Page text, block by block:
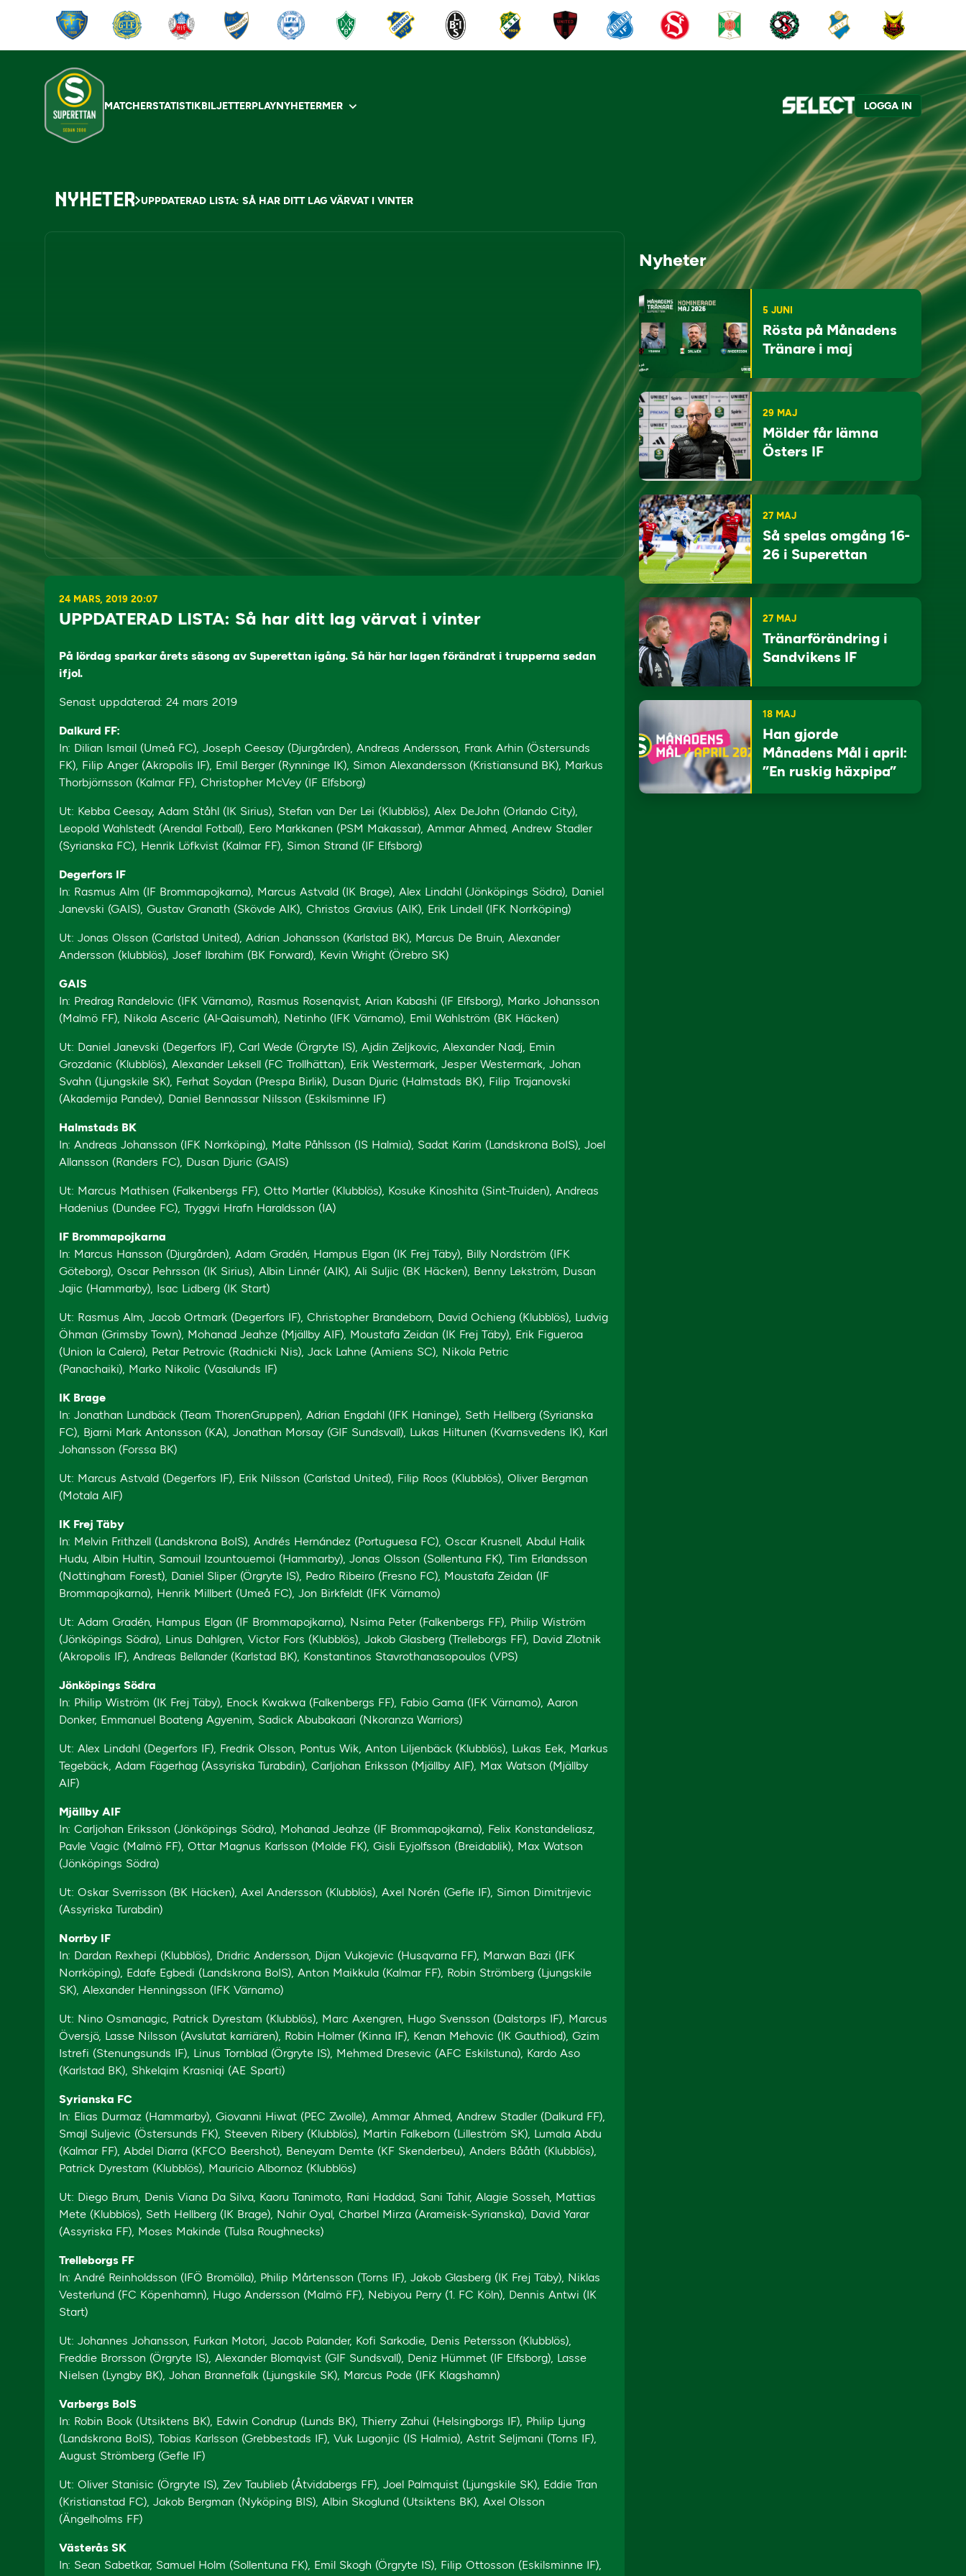
MATCHERSTATISTIKBILJETTERPLAYNYHETERMER LOGGA IN
NYHETER UPPDATERAD LISTA: SÅ HAR DITT LAG VÄRVAT I VINTER
24 MARS, 2019 20:07
UPPDATERAD LISTA: Så har ditt lag värvat i vinter
På lördag sparkar årets säsong av Superettan igång. Så här har lagen förändrat i trupperna sedan
ifjol.
Senast uppdaterad: 24 mars 2019
Dalkurd FF:
In: Dilian Ismail (Umeå FC), Joseph Ceesay (Djurgården), Andreas Andersson, Frank Arhin (Östersunds
FK), Filip Anger (Akropolis IF), Emil Berger (Rynninge IK), Simon Alexandersson (Kristiansund BK), Markus
Thorbjörnsson (Kalmar FF), Christopher McVey (IF Elfsborg)
Ut: Kebba Ceesay, Adam Ståhl (IK Sirius), Stefan van Der Lei (Klubblös), Alex DeJohn (Orlando City),
Leopold Wahlstedt (Arendal Fotball), Eero Markkanen (PSM Makassar), Ammar Ahmed, Andrew Stadler
(Syrianska FC), Henrik Löfkvist (Kalmar FF), Simon Strand (IF Elfsborg)
Degerfors IF
In: Rasmus Alm (IF Brommapojkarna), Marcus Astvald (IK Brage), Alex Lindahl (Jönköpings Södra), Daniel
Janevski (GAIS), Gustav Granath (Skövde AIK), Christos Gravius (AIK), Erik Lindell (IFK Norrköping)
Ut: Jonas Olsson (Carlstad United), Adrian Johansson (Karlstad BK), Marcus De Bruin, Alexander
Andersson (klubblös), Josef Ibrahim (BK Forward), Kevin Wright (Örebro SK)
GAIS
In: Predrag Randelovic (IFK Värnamo), Rasmus Rosenqvist, Arian Kabashi (IF Elfsborg), Marko Johansson
(Malmö FF), Nikola Asceric (Al-Qaisumah), Netinho (IFK Värnamo), Emil Wahlström (BK Häcken)
Ut: Daniel Janevski (Degerfors IF), Carl Wede (Örgryte IS), Ajdin Zeljkovic, Alexander Nadj, Emin
Grozdanic (Klubblös), Alexander Leksell (FC Trollhättan), Erik Westermark, Jesper Westermark, Johan
Svahn (Ljungskile SK), Ferhat Soydan (Prespa Birlik), Dusan Djuric (Halmstads BK), Filip Trajanovski
(Akademija Pandev), Daniel Bennassar Nilsson (Eskilsminne IF)
Halmstads BK
In: Andreas Johansson (IFK Norrköping), Malte Påhlsson (IS Halmia), Sadat Karim (Landskrona BoIS), Joel
Allansson (Randers FC), Dusan Djuric (GAIS)
Ut: Marcus Mathisen (Falkenbergs FF), Otto Martler (Klubblös), Kosuke Kinoshita (Sint-Truiden), Andreas
Hadenius (Dundee FC), Tryggvi Hrafn Haraldsson (IA)
IF Brommapojkarna
In: Marcus Hansson (Djurgården), Adam Gradén, Hampus Elgan (IK Frej Täby), Billy Nordström (IFK
Göteborg), Oscar Pehrsson (IK Sirius), Albin Linnér (AIK), Ali Suljic (BK Häcken), Benny Lekström, Dusan
Jajic (Hammarby), Isac Lidberg (IK Start)
Ut: Rasmus Alm, Jacob Ortmark (Degerfors IF), Christopher Brandeborn, David Ochieng (Klubblös), Ludvig
Öhman (Grimsby Town), Mohanad Jeahze (Mjällby AIF), Moustafa Zeidan (IK Frej Täby), Erik Figueroa
(Union la Calera), Petar Petrovic (Radnicki Nis), Jack Lahne (Amiens SC), Nikola Petric
(Panachaiki), Marko Nikolic (Vasalunds IF)
IK Brage
In: Jonathan Lundbäck (Team ThorenGruppen), Adrian Engdahl (IFK Haninge), Seth Hellberg (Syrianska
FC), Bjarni Mark Antonsson (KA), Jonathan Morsay (GIF Sundsvall), Lukas Hiltunen (Kvarnsvedens IK), Karl
Johansson (Forssa BK)
Ut: Marcus Astvald (Degerfors IF), Erik Nilsson (Carlstad United), Filip Roos (Klubblös), Oliver Bergman
(Motala AIF)
IK Frej Täby
In: Melvin Frithzell (Landskrona BoIS), Andrés Hernández (Portuguesa FC), Oscar Krusnell, Abdul Halik
Hudu, Albin Hultin, Samouil Izountouemoi (Hammarby), Jonas Olsson (Sollentuna FK), Tim Erlandsson
(Nottingham Forest), Daniel Sliper (Örgryte IS), Pedro Ribeiro (Fresno FC), Moustafa Zeidan (IF
Brommapojkarna), Henrik Millbert (Umeå FC), Jon Birkfeldt (IFK Värnamo)
Ut: Adam Gradén, Hampus Elgan (IF Brommapojkarna), Nsima Peter (Falkenbergs FF), Philip Wiström
(Jönköpings Södra), Linus Dahlgren, Victor Fors (Klubblös), Jakob Glasberg (Trelleborgs FF), David Zlotnik
(Akropolis IF), Andreas Bellander (Karlstad BK), Konstantinos Stavrothanasopoulos (VPS)
Jönköpings Södra
In: Philip Wiström (IK Frej Täby), Enock Kwakwa (Falkenbergs FF), Fabio Gama (IFK Värnamo), Aaron
Donker, Emmanuel Boateng Agyenim, Sadick Abubakaari (Nkoranza Warriors)
Ut: Alex Lindahl (Degerfors IF), Fredrik Olsson, Pontus Wik, Anton Liljenbäck (Klubblös), Lukas Eek, Markus
Tegebäck, Adam Fägerhag (Assyriska Turabdin), Carljohan Eriksson (Mjällby AIF), Max Watson (Mjällby
AIF)
Mjällby AIF
In: Carljohan Eriksson (Jönköpings Södra), Mohanad Jeahze (IF Brommapojkarna), Felix Konstandeliasz,
Pavle Vagic (Malmö FF), Ottar Magnus Karlsson (Molde FK), Gisli Eyjolfsson (Breidablik), Max Watson
(Jönköpings Södra)
Ut: Oskar Sverrisson (BK Häcken), Axel Andersson (Klubblös), Axel Norén (Gefle IF), Simon Dimitrijevic
(Assyriska Turabdin)
Norrby IF
In: Dardan Rexhepi (Klubblös), Dridric Andersson, Dijan Vukojevic (Husqvarna FF), Marwan Bazi (IFK
Norrköping), Edafe Egbedi (Landskrona BoIS), Anton Maikkula (Kalmar FF), Robin Strömberg (Ljungskile
SK), Alexander Henningsson (IFK Värnamo)
Ut: Nino Osmanagic, Patrick Dyrestam (Klubblös), Marc Axengren, Hugo Svensson (Dalstorps IF), Marcus
Översjö, Lasse Nilsson (Avslutat karriären), Robin Holmer (Kinna IF), Kenan Mehovic (IK Gauthiod), Gzim
Istrefi (Stenungsunds IF), Linus Tornblad (Örgryte IS), Mehmed Dresevic (AFC Eskilstuna), Kardo Aso
(Karlstad BK), Shkelqim Krasniqi (AE Sparti)
Syrianska FC
In: Elias Durmaz (Hammarby), Giovanni Hiwat (PEC Zwolle), Ammar Ahmed, Andrew Stadler (Dalkurd FF),
Smajl Suljevic (Östersunds FK), Steeven Ribery (Klubblös), Martin Falkeborn (Lilleström SK), Lumala Abdu
(Kalmar FF), Abdel Diarra (KFCO Beershot), Beneyam Demte (KF Skenderbeu), Anders Bååth (Klubblös),
Patrick Dyrestam (Klubblös), Mauricio Albornoz (Klubblös)
Ut: Diego Brum, Denis Viana Da Silva, Kaoru Tanimoto, Rani Haddad, Sani Tahir, Alagie Sosseh, Mattias
Mete (Klubblös), Seth Hellberg (IK Brage), Nahir Oyal, Charbel Mirza (Arameisk-Syrianska), David Yarar
(Assyriska FF), Moses Makinde (Tulsa Roughnecks)
Trelleborgs FF
In: André Reinholdsson (IFÖ Bromölla), Philip Mårtensson (Torns IF), Jakob Glasberg (IK Frej Täby), Niklas
Vesterlund (FC Köpenhamn), Hugo Andersson (Malmö FF), Nebiyou Perry (1. FC Köln), Dennis Antwi (IK
Start)
Ut: Johannes Johansson, Furkan Motori, Jacob Palander, Kofi Sarkodie, Denis Petersson (Klubblös),
Freddie Brorsson (Örgryte IS), Alexander Blomqvist (GIF Sundsvall), Deniz Hümmet (IF Elfsborg), Lasse
Nielsen (Lyngby BK), Johan Brannefalk (Ljungskile SK), Marcus Pode (IFK Klagshamn)
Varbergs BoIS
In: Robin Book (Utsiktens BK), Edwin Condrup (Lunds BK), Thierry Zahui (Helsingborgs IF), Philip Ljung
(Landskrona BoIS), Tobias Karlsson (Grebbestads IF), Vuk Lugonjic (IS Halmia), Astrit Seljmani (Torns IF),
August Strömberg (Gefle IF)
Ut: Oliver Stanisic (Örgryte IS), Zev Taublieb (Åtvidabergs FF), Joel Palmquist (Ljungskile SK), Eddie Tran
(Kristianstad FC), Jakob Bergman (Nyköping BIS), Albin Skoglund (Utsiktens BK), Axel Olsson
(Ängelholms FF)
Västerås SK
In: Sean Sabetkar, Samuel Holm (Sollentuna FK), Emil Skogh (Örgryte IS), Filip Ottosson (Eskilsminne IF),
Nyheter
5 JUNI
Rösta på Månadens
Tränare i maj
29 MAJ
Mölder får lämna
Östers IF
27 MAJ
Så spelas omgång 16-
26 i Superettan
27 MAJ
Tränarförändring i
Sandvikens IF
18 MAJ
Han gjorde
Månadens Mål i april:
”En ruskig häxpipa”